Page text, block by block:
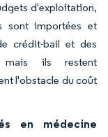
d'exploitation,
sont importées et
crédit-bail et des
mais ils restent
l'obstacle du coût
en médecine